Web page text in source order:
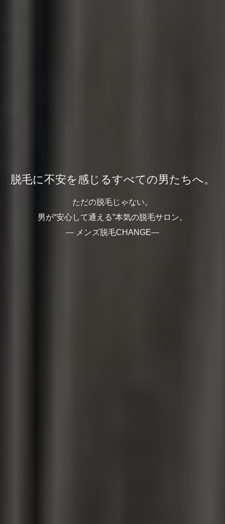
脱毛に不安を感じるすべての男たちへ。
ただの脱毛じゃない。
男が“安心して通える”本気の脱毛サロン。
― メンズ脱毛CHANGE―
脱毛に不安を感じるすべての男たちへ。
ただの脱毛じゃない。
男が“安心して通える”本気の脱毛サロン。
― メンズ脱毛CHANGE―
脱毛に不安を感じるすべての男たちへ。
ただの脱毛じゃない。
男が“安心して通える”本気の脱毛サロン。
― メンズ脱毛CHANGE―